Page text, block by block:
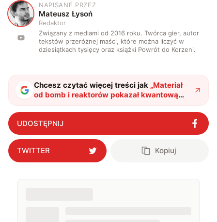
M
NAPISANE PRZEZ
Mateusz Łysoń
Redaktor
Związany z mediami od 2016 roku. Twórca gier, autor
tekstów przeróżnej maści, które można liczyć w
dziesiątkach tysięcy oraz książki Powrót do Korzeni.
Chcesz czytać więcej treści jak „Materiał
od bomb i reaktorów pokazał kwantową
sztuczkę. Takie odkrycia zmieniają sposób
myślenia o atomie"?
UDOSTĘPNIJ
TWITTER Kopiuj